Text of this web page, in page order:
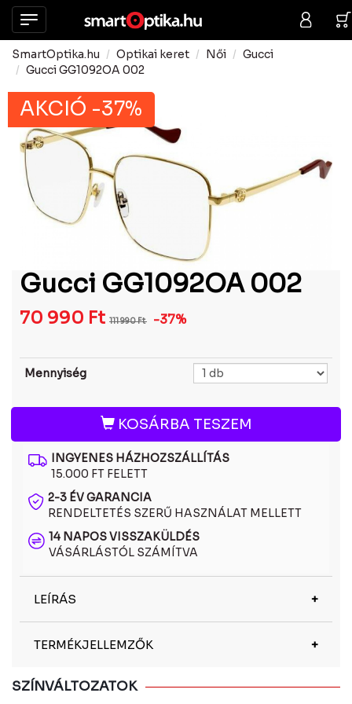
SmartOptika.hu Optikai keret Női
Gucci
Gucci GG1092OA 002
AKCIÓ -37%
Gucci GG1092OA 002
70 990 Ft 111 990Ft -37%
Mennyiség
KOSÁRBA TESZEM
INGYENES HÁZHOZSZÁLLÍTÁS
15.000 FT FELETT
2-3 ÉV GARANCIA
RENDELTETÉS SZERŰ HASZNÁLAT MELLETT
14 NAPOS VISSZAKÜLDÉS
VÁSÁRLÁSTÓL SZÁMÍTVA
LEÍRÁS
funkcionalitás kifinomult ötvözete, amely a
kidolgozást hordozza magán. Letisztult, mégis
karakteres formái és prémium anyagai a modern
TERMÉKJELLEMZŐK
Márka
SZÍNVÁLTOZATOK